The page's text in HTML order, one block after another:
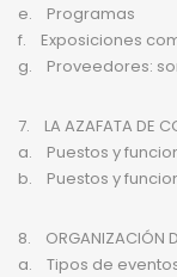
e. Programas
f. Exposiciones
g. Proveedores:
7. LA AZAFATA DE
a. Puestos y
b. Puestos y
8. ORGANIZACIÓN
a. Tipos de